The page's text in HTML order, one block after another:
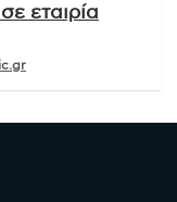
εταιρία